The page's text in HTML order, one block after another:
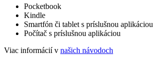
Pocketbook
Kindle
Smartfón či tablet s príslušnou aplikáciou
Počítač s príslušnou aplikáciou
Viac informácií v našich návodoch